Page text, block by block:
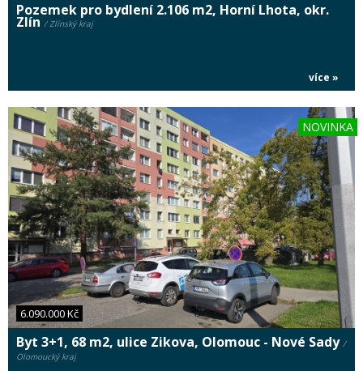
Pozemek pro bydlení 2.106 m2, Horní Lhota, okr.
Zlín / Zlínský kraj
více »
6.090.000 Kč
NOVINKA
Byt 3+1, 68 m2, ulice Zikova, Olomouc - Nové Sady /
Olomoucký kraj